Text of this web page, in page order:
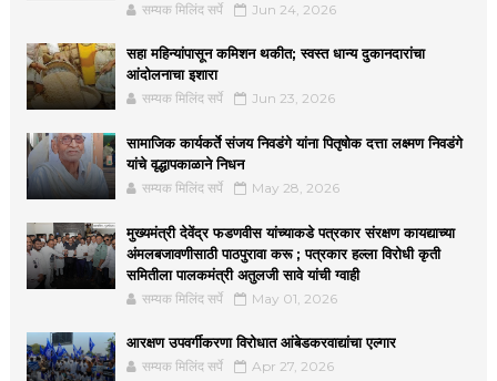
सम्यक मिलिंद सर्पे Jun 24, 2026
सहा महिन्यांपासून कमिशन थकीत; स्वस्त धान्य दुकानदारांचा
आंदोलनाचा इशारा
सम्यक मिलिंद सर्पे Jun 23, 2026
सामाजिक कार्यकर्ते संजय निवडंगे यांना पितृषोक दत्ता लक्ष्मण निवडंगे
यांचे वृद्धापकाळाने निधन
सम्यक मिलिंद सर्पे May 28, 2026
मुख्यमंत्री देवेंद्र फडणवीस यांच्याकडे पत्रकार संरक्षण कायद्याच्या
अंमलबजावणीसाठी पाठपुरावा करू ; पत्रकार हल्ला विरोधी कृती
समितीला पालकमंत्री अतुलजी सावे यांची ग्वाही
सम्यक मिलिंद सर्पे May 01, 2026
आरक्षण उपवर्गीकरणा विरोधात आंबेडकरवाद्यांचा एल्गार
सम्यक मिलिंद सर्पे Apr 27, 2026